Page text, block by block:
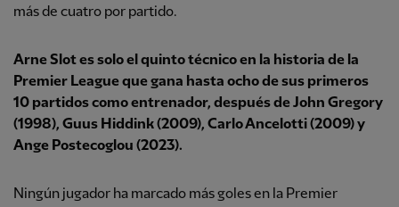
más de cuatro por partido.
Arne Slot es solo el quinto técnico en la historia de la
Premier League que gana hasta ocho de sus primeros
10 partidos como entrenador, después de John Gregory
(1998), Guus Hiddink (2009), Carlo Ancelotti (2009) y
Ange Postecoglou (2023).
Ningún jugador ha marcado más goles en la Premier